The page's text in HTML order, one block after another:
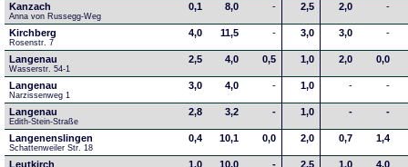
Kanzach
Anna von Russegg-Weg
0,1 8,0 - 2,5 2,0 -
Kirchberg
Rosenstr. 7
4,0 11,5 - 3,0 3,0 -
Langenau
Wasserstr. 54-1
2,5 4,0 0,5 1,0 2,0 0,0
Langenau
Narzissenweg 1
3,0 4,0 - 1,0 - -
Langenau
Edith-Stein-Straße
2,8 3,2 - 1,0 - -
Langenenslingen
Schattenweiler Str. 18
0,4 10,1 0,0 2,0 0,7 1,4
Leutkirch 1,0 10,0 - 2,5 1,0 4,0